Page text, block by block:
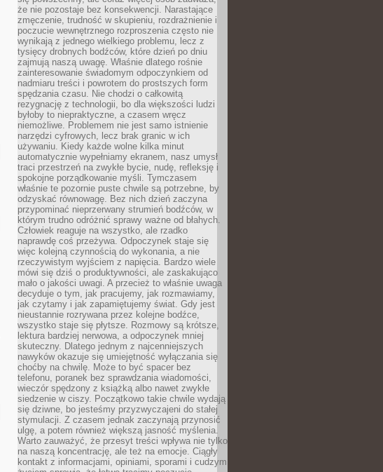
że nie pozostaje bez konsekwencji. Narastające
zmęczenie, trudność w skupieniu, rozdrażnienie i
poczucie wewnętrznego rozproszenia często nie
wynikają z jednego wielkiego problemu, lecz z
tysięcy drobnych bodźców, które dzień po dniu
zajmują naszą uwagę. Właśnie dlatego rośnie
zainteresowanie świadomym odpoczynkiem od
nadmiaru treści i powrotem do prostszych form
spędzania czasu. Nie chodzi o całkowitą
rezygnację z technologii, bo dla większości ludzi
byłoby to niepraktyczne, a czasem wręcz
niemożliwe. Problemem nie jest samo istnienie
narzędzi cyfrowych, lecz brak granic w ich
używaniu. Kiedy każde wolne kilka minut
automatycznie wypełniamy ekranem, nasz umysł
traci przestrzeń na zwykłe bycie, nudę, refleksję i
spokojne porządkowanie myśli. Tymczasem
właśnie te pozornie puste chwile są potrzebne, by
odzyskać równowagę. Bez nich dzień zaczyna
przypominać nieprzerwany strumień bodźców, w
którym trudno odróżnić sprawy ważne od błahych.
Człowiek reaguje na wszystko, ale rzadko
naprawdę coś przeżywa. Odpoczynek staje się
więc kolejną czynnością do wykonania, a nie
rzeczywistym wyjściem z napięcia. Bardzo wiele
mówi się dziś o produktywności, ale zaskakująco
mało o jakości uwagi. A przecież to właśnie uwaga
decyduje o tym, jak pracujemy, jak rozmawiamy,
jak czytamy i jak zapamiętujemy świat. Gdy jest
nieustannie rozrywana przez kolejne bodźce,
wszystko staje się płytsze. Rozmowy są krótsze,
lektura bardziej nerwowa, a odpoczynek mniej
skuteczny. Dlatego jednym z najcenniejszych
nawyków okazuje się umiejętność wyłączania się
choćby na chwilę. Może to być spacer bez
telefonu, poranek bez sprawdzania wiadomości,
wieczór spędzony z książką albo nawet zwykłe
siedzenie w ciszy. Początkowo takie chwile wydają
się dziwne, bo jesteśmy przyzwyczajeni do stałej
stymulacji. Z czasem jednak zaczynają przynosić
ulgę, a potem również większą jasność myślenia.
Warto zauważyć, że przesyt treści wpływa nie tylko
na naszą koncentrację, ale też na emocje. Ciągły
kontakt z informacjami, opiniami, sporami i cudzym